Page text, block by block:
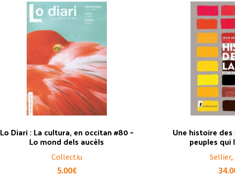
Lo Diari : La cultura, en occitan #80 –
Lo mond dels aucèls
Collectiu
5.00€
Une histoire
peuples
Sellier,